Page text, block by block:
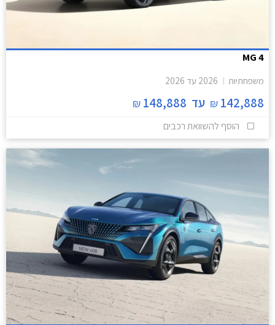
MG 4
משפחתיות 2026 עד 2026
142,888
₪ עד 148,888
₪
הוסף להשוואת רכבים